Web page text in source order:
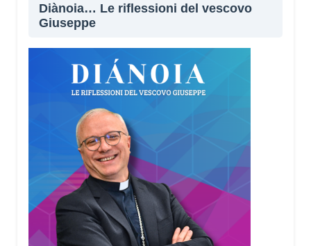
Diànoia… Le riflessioni del vescovo
Giuseppe